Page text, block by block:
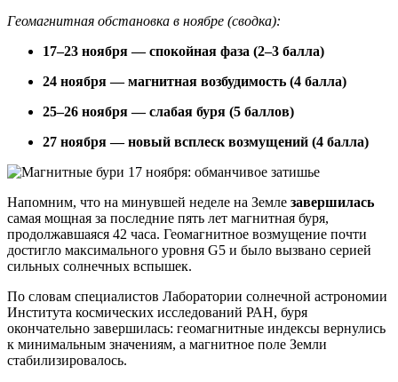
Геомагнитная обстановка в ноябре (сводка):
17–23 ноября — спокойная фаза (2–3 балла)
24 ноября — магнитная возбудимость (4 балла)
25–26 ноября — слабая буря (5 баллов)
27 ноября — новый всплеск возмущений (4 балла)
Напомним, что на минувшей неделе на Земле завершилась
самая мощная за последние пять лет магнитная буря,
продолжавшаяся 42 часа. Геомагнитное возмущение почти
достигло максимального уровня G5 и было вызвано серией
сильных солнечных вспышек.
По словам специалистов Лаборатории солнечной астрономии
Института космических исследований РАН, буря
окончательно завершилась: геомагнитные индексы вернулись
к минимальным значениям, а магнитное поле Земли
стабилизировалось.